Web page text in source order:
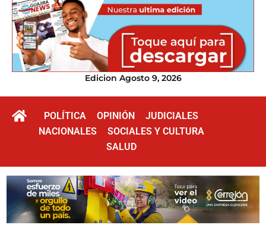
Edicion Agosto 9, 2026
POLÍTICA OPINIÓN
JUDICIALES
NACIONALES
SOCIALES Y CULTURA
SALUD